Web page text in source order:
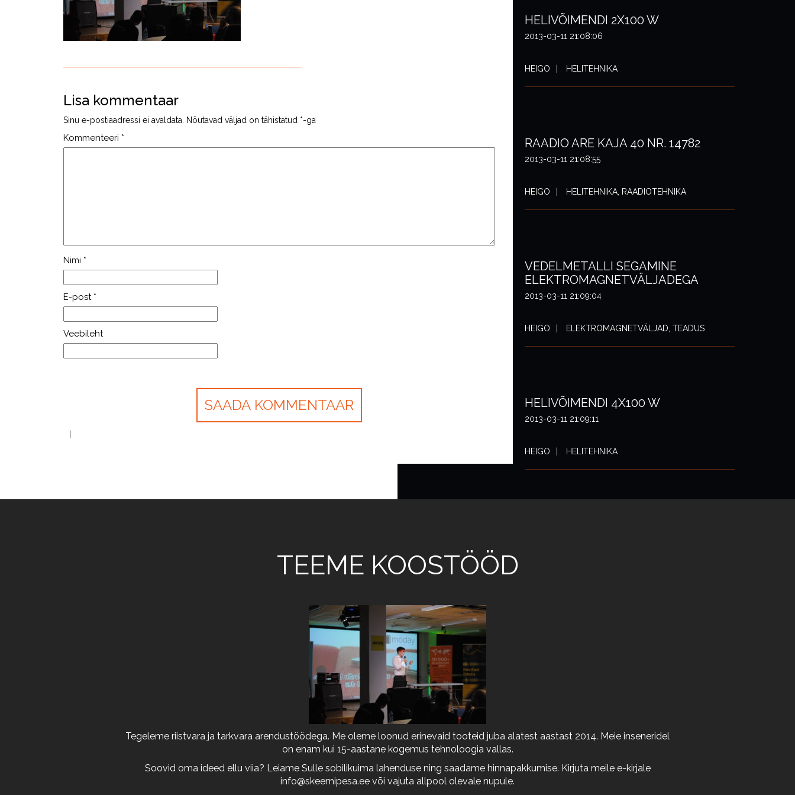
Lisa kommentaar
Sinu e-postiaadressi ei avaldata. Nõutavad väljad on tähistatud *-ga
Kommenteeri *
Nimi *
E-post *
Veebileht
HELIVÕIMENDI 2X100 W
2013-03-11 21:08:06
HEIGO HELITEHNIKA
RAADIO ARE KAJA 40 NR. 14782
2013-03-11 21:08:55
HEIGO HELITEHNIKA, RAADIOTEHNIKA
VEDELMETALLI SEGAMINE
ELEKTROMAGNETVÄLJADEGA
2013-03-11 21:09:04
HEIGO ELEKTROMAGNETVÄLJAD, TEADUS
HELIVÕIMENDI 4X100 W
2013-03-11 21:09:11
HEIGO HELITEHNIKA
TEEME KOOSTÖÖD
Tegeleme riistvara ja tarkvara arendustöödega. Me oleme loonud erinevaid tooteid juba alatest aastast 2014. Meie inseneridel
on enam kui 15-aastane kogemus tehnoloogia vallas.
Soovid oma ideed ellu viia? Leiame Sulle sobilikuima lahenduse ning saadame hinnapakkumise. Kirjuta meile e-kirjale
info@skeemipesa.ee või vajuta allpool olevale nupule.